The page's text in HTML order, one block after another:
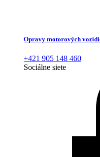
Opravy motorových
+421 905 148 460
Sociálne siete